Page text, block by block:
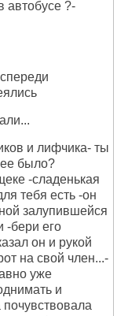
автобусе ?-
и лифчика- ты
было?
-сладенькая
тебя есть -он
залупившейся
-бери его
он и рукой
на свой член...-
уже
и
почувствовала